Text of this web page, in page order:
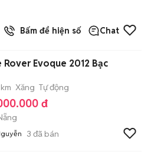
Bấm để hiện số Chat
Rover Evoque 2012 Bạc
km Xăng Tự động
đ
3 đã bán